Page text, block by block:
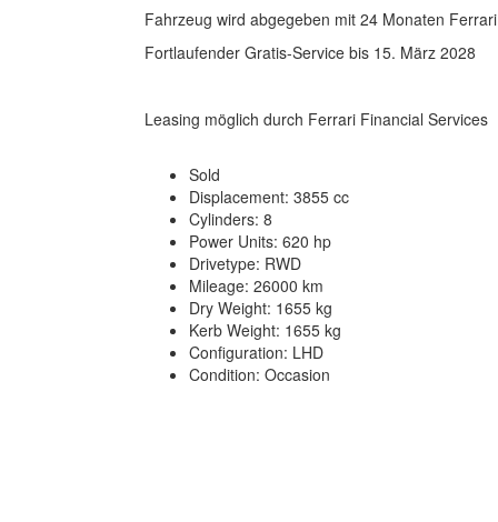
Fahrzeug wird abgegeben mit 24 Monaten
Fortlaufender Gratis-Service bis 15. März 2028
Leasing möglich durch Ferrari Financial Services
Sold
Displacement: 3855 cc
Cylinders: 8
Power Units: 620 hp
Drivetype: RWD
Mileage: 26000 km
Dry Weight: 1655 kg
Kerb Weight: 1655 kg
Configuration: LHD
Condition: Occasion